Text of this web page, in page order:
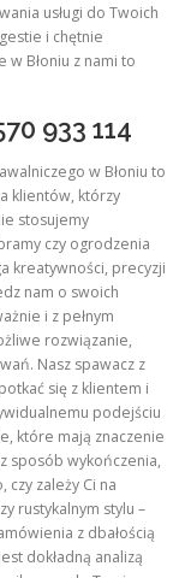
usługi do Twoich
i chętnie
Błoniu z nami to
933 114
w Błoniu to
klientów, którzy
stosujemy
czy ogrodzenia
kreatywności, precyzji
nam o swoich
i z pełnym
rozwiązanie,
Nasz spawacz z
się z klientem i
podejściu
które mają znaczenie
sposób wykończenia,
zależy Ci na
rustykalnym stylu –
z dbałością
dokładną analizą